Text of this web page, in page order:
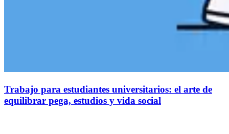
Trabajo para estudiantes universitarios: el arte de
equilibrar pega, estudios y vida social